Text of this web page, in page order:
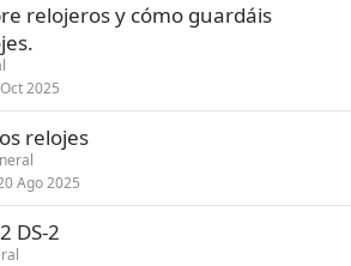
relojeros y cómo guardáis
2025
relojes
Ago 2025
DS-2